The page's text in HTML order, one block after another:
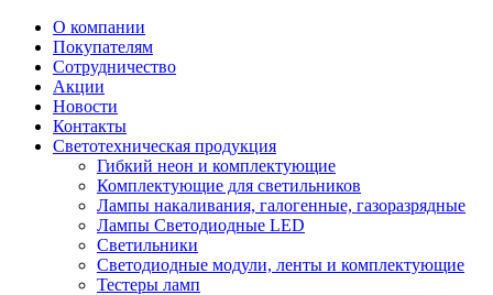
О компании
Покупателям
Сотрудничество
Акции
Новости
Контакты
Светотехническая продукция
Гибкий неон и комплектующие
Комплектующие для светильников
Лампы накаливания, галогенные, газоразрядные
Лампы Светодиодные LED
Светильники
Светодиодные модули, ленты и комплектующие
Тестеры ламп